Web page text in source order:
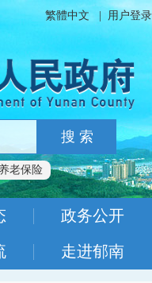
繁體中文 用户登录
搜 索
养老保险
政务公开
走进郁南